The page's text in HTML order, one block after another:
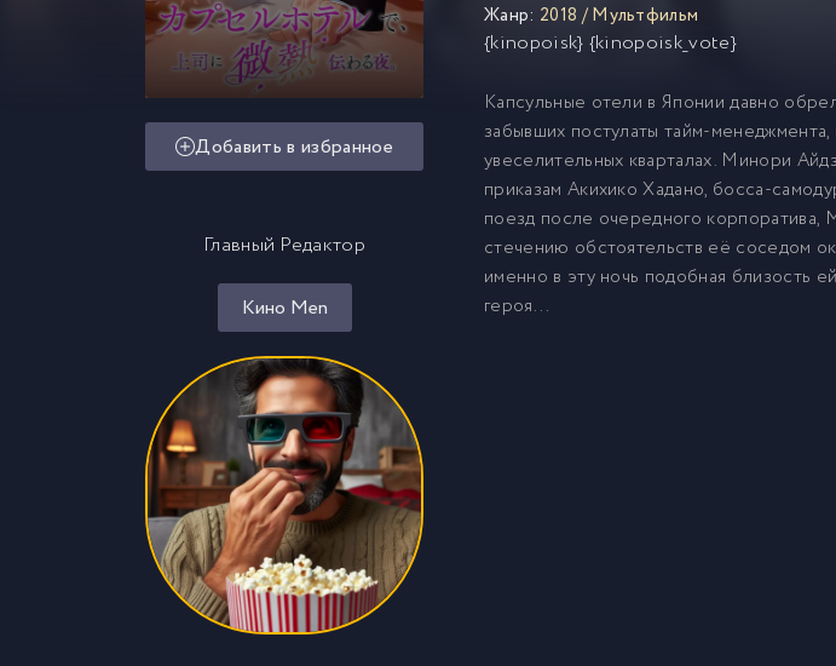
Добавить в избранное
Главный Редактор
Кино Men
Жанр: 2018 /Мультфильм
{kinopoisk} {kinopoisk_vote}
Капсульные отели в Японии давно
забывших постулаты тайм-
увеселительных кварталах. Минори
приказам Акихико Хадано, босса-
поезд после очередного корпоратива,
стечению обстоятельств её соседом
именно в эту ночь подобная близость
героя...